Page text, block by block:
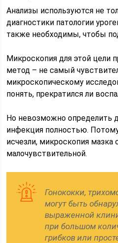
Анализы используются не
диагностики патологии
также необходимы, чтобы
Микроскопия для этой цели
метод – не самый
микроскопическому
понять, прекратился ли
Но невозможно определить
инфекция полностью.
исчезли, микроскопия мазка
малочувствительной.
Гонококки,
могут быть
выраженной
при большом
грибков или